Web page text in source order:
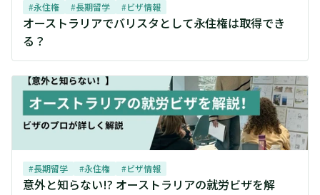
#永住権 #長期留学 #ビザ情報
オーストラリアでバリスタとして永住権は取得でき
る？
#長期留学 #永住権 #ビザ情報
意外と知らない!? オーストラリアの就労ビザを解